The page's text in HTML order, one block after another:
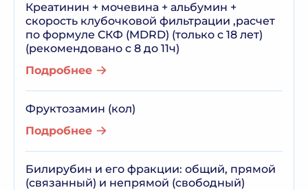
Креатинин + мочевина + альбумин +
скорость клубочковой фильтрации ,расчет
по формуле СКФ (MDRD) (только с 18 лет)
(рекомендовано с 8 до 11ч)
Подробнее
Фруктозамин (кол)
Подробнее
Билирубин и его фракции: общий, прямой
(связанный) и непрямой (свободный)